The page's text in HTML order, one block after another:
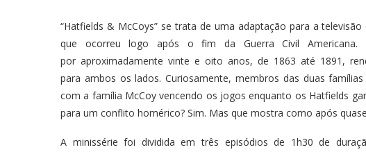
“Hatfields & McCoys” se trata de uma adaptação para a
que ocorreu logo após o fim da Guerra Civil
por aproximadamente vinte e oito anos, de 1863 até 1891,
para ambos os lados. Curiosamente, membros das duas
com a família McCoy vencendo os jogos enquanto os Hatfields
para um conflito homérico? Sim. Mas que mostra como após
A minissérie foi dividida em três episódios de 1h30 de